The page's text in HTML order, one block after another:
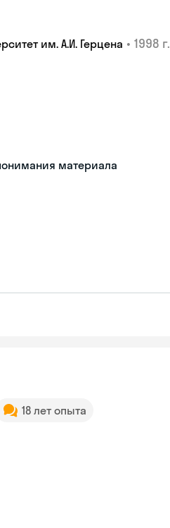
им. А.И. Герцена • 1998 г.
материала
18 лет опыта